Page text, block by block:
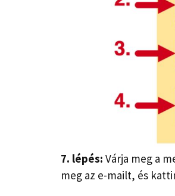
7. lépés: Várja meg a
meg az e-mailt, és